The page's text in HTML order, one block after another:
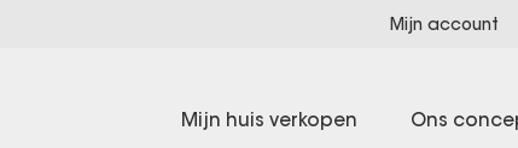
Mijn account
Mijn huis verkopen Ons